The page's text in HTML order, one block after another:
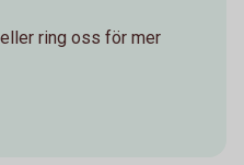
ring oss för mer